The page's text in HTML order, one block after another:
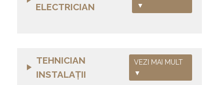
ELECTRICIAN ▼
TEHNICIAN
INSTALAŢII
VEZI MAI MULT
▼